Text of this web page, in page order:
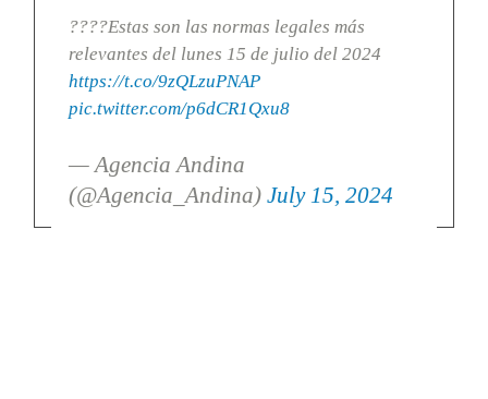
????Estas son las normas legales más
relevantes del lunes 15 de julio del 2024
https://t.co/9zQLzuPNAP
pic.twitter.com/p6dCR1Qxu8
— Agencia Andina
(@Agencia_Andina) July 15, 2024